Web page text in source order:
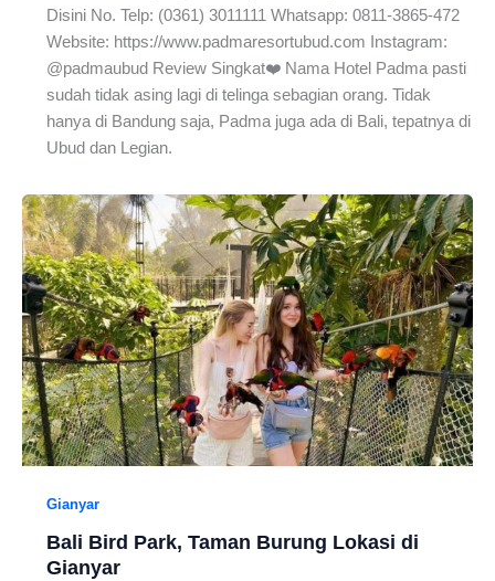
Disini No. Telp: (0361) 3011111 Whatsapp: 0811-3865-472
Website: https://www.padmaresortubud.com Instagram:
@padmaubud Review Singkat❤️ Nama Hotel Padma pasti
sudah tidak asing lagi di telinga sebagian orang. Tidak
hanya di Bandung saja, Padma juga ada di Bali, tepatnya di
Ubud dan Legian.
Gianyar
Bali Bird Park, Taman Burung Lokasi di
Gianyar